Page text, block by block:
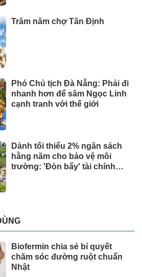
Trăm năm chợ Tân Định
Phó Chủ tịch Đà Nẵng: Phải đi
nhanh hơn để sâm Ngọc Linh
cạnh tranh với thế giới
Dành tối thiểu 2% ngân sách
hằng năm cho bảo vệ môi
trường: 'Đòn bẩy' tài chính
Biofermin chia sẻ bí quyết
chăm sóc đường ruột chuẩn
Nhật